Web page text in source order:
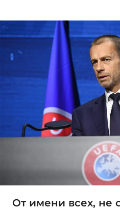
От имени всех, не